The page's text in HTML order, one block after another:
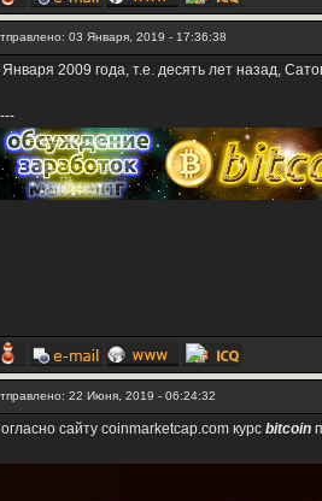
03 Января, 2019 - 17:36:38
2009 года, т.е. десять лет назад,
22 Июня, 2019 - 06:24:32
сайту coinmarketcap.com курс bitcoin